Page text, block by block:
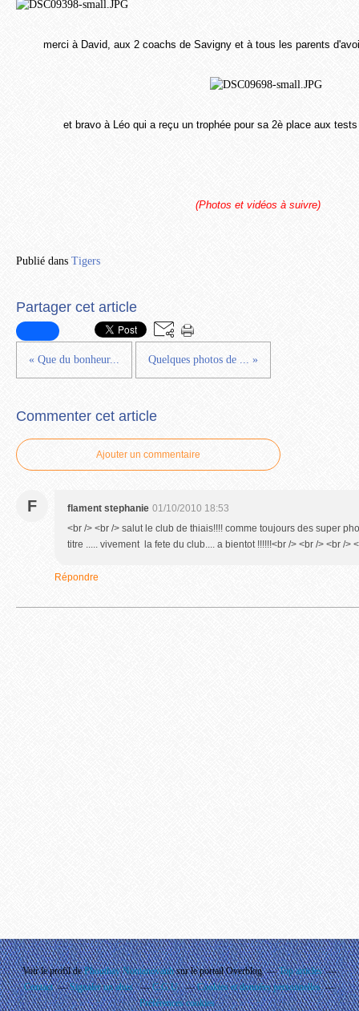
merci à David, aux 2 coachs de Savigny et à tous les parents
et bravo à Léo qui a reçu un trophée pour sa 2è place aux
(Photos et vidéos à suivre)
Publié dans Tigers
Partager cet article
« Que du bonheur... Quelques photos de ... »
Commenter cet article
Ajouter un commentaire
F flament stephanie 01/10/2010 18:53
<br /> <br /> salut le club de thiais!!!! comme toujours des super
titre ..... vivement la fete du club.... a bientot !!!!!!<br /> <br /> <br />
Répondre
Voir le profil dePhouthay Nontanovanhsur le portail Overblog
Top articles
Contact
Signaler un abus C.G.U.
Cookies et données personnelles
Préférences cookies